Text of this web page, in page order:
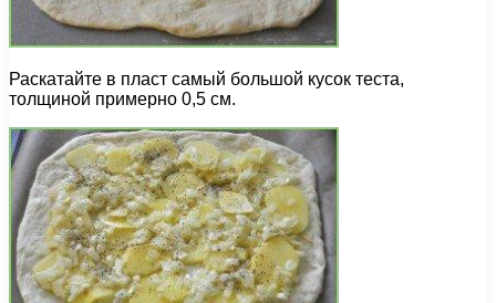
Раскатайте в пласт самый большой кусок теста,
толщиной примерно 0,5 см.